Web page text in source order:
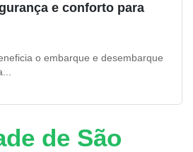
de São
e conforto para
o embarque e desembarque